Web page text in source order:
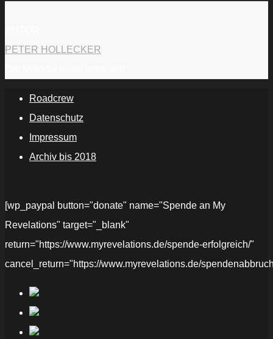
PETER HOLLECKER
Roadcrew
Datenschutz
Impressum
Archiv bis 2018
[wp_paypal button="donate" name="Spende an My
Revelations" target="_blank"
return="https://www.myrevelations.de/spende-erfolgreich/"
cancel_return="https://www.myrevelations.de/